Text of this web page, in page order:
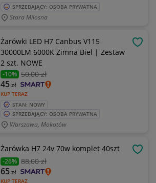
SPRZEDAJĄCY: OSOBA PRYWATNA
Stara Miłosna
Żarówki LED H7 Canbus V115
30000LM 6000K Zimna Biel | Zestaw
2 szt. NOWE
-10% 50,00 zł
KUP TERAZ
45zł
STAN: NOWY
SPRZEDAJĄCY: OSOBA PRYWATNA
Warszawa, Mokotów
Żarówka H7 24v 70w komplet 40szt
-26% 88,00 zł
KUP TERAZ
65zł